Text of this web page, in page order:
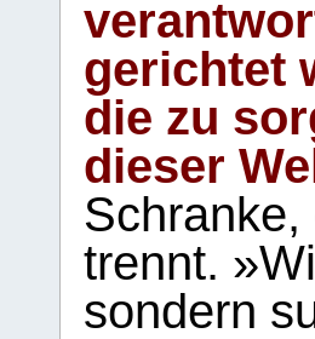
gerichtet
die zu
dieser
trennt.
sondern